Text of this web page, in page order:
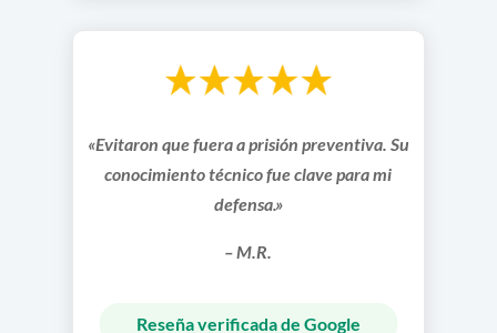
«Evitaron que fuera a prisión preventiva. Su
conocimiento técnico fue clave para mi
defensa.»
– M.R.
Reseña verificada de Google